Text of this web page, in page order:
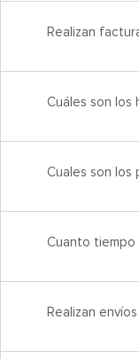
Realizan
Cuáles son los
Cuales son los
Cuanto tiempo
Realizan